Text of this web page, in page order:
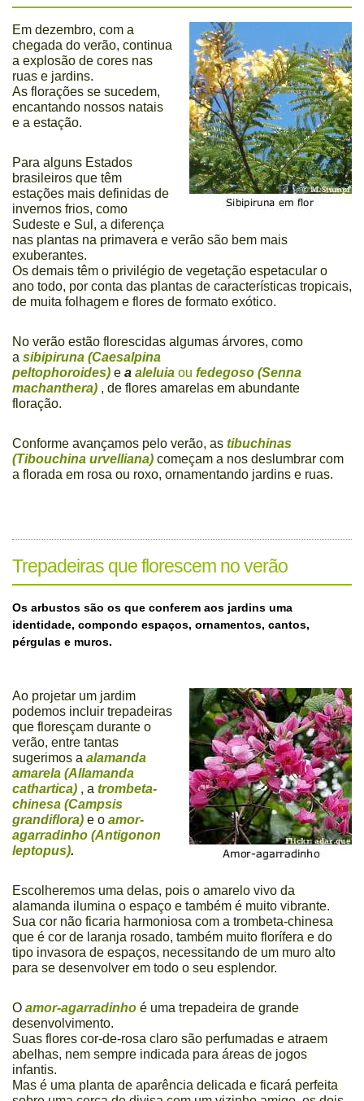
Em dezembro, com a
chegada do verão, continua
a explosão de cores nas
ruas e jardins.
As florações se sucedem,
encantando nossos natais
e a estação.
Para alguns Estados
brasileiros que têm
estações mais definidas de
invernos frios, como
Sudeste e Sul, a diferença
nas plantas na primavera e verão são bem mais
exuberantes.
Os demais têm o privilégio de vegetação espetacular o
ano todo, por conta das plantas de características tropicais,
de muita folhagem e flores de formato exótico.
No verão estão florescidas algumas árvores, como
a sibipiruna (Caesalpina
peltophoroides) e a aleluia ou fedegoso (Senna
machanthera) , de flores amarelas em abundante
floração.
Conforme avançamos pelo verão, as tibuchinas
(Tibouchina urvelliana) começam a nos deslumbrar com
a florada em rosa ou roxo, ornamentando jardins e ruas.
Trepadeiras que florescem no verão
Os arbustos são os que conferem aos jardins uma
identidade, compondo espaços, ornamentos, cantos,
pérgulas e muros.
Ao projetar um jardim
podemos incluir trepadeiras
que floresçam durante o
verão, entre tantas
sugerimos a alamanda
amarela (Allamanda
cathartica) , a trombeta-
chinesa (Campsis
grandiflora) e o amor-
agarradinho (Antigonon
leptopus).
Escolheremos uma delas, pois o amarelo vivo da
alamanda ilumina o espaço e também é muito vibrante.
Sua cor não ficaria harmoniosa com a trombeta-chinesa
que é cor de laranja rosado, também muito florífera e do
tipo invasora de espaços, necessitando de um muro alto
para se desenvolver em todo o seu esplendor.
O amor-agarradinho é uma trepadeira de grande
desenvolvimento.
Suas flores cor-de-rosa claro são perfumadas e atraem
abelhas, nem sempre indicada para áreas de jogos
infantis.
Mas é uma planta de aparência delicada e ficará perfeita